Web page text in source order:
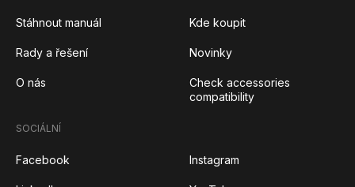
Stáhnout manuál Kde koupit
Rady a řešení Novinky
O nás
Check accessories
compatibility
SOCIÁLNÍ
Facebook Instagram